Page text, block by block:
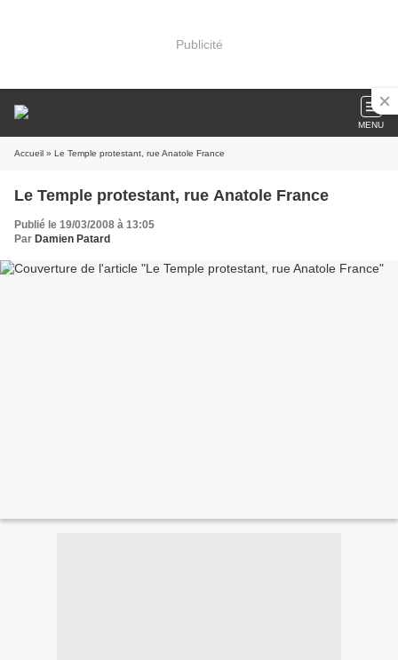
Publicité
MENU
Accueil » Le Temple protestant, rue Anatole France
Le Temple protestant, rue Anatole France
Publié le 19/03/2008 à 13:05
Par Damien Patard